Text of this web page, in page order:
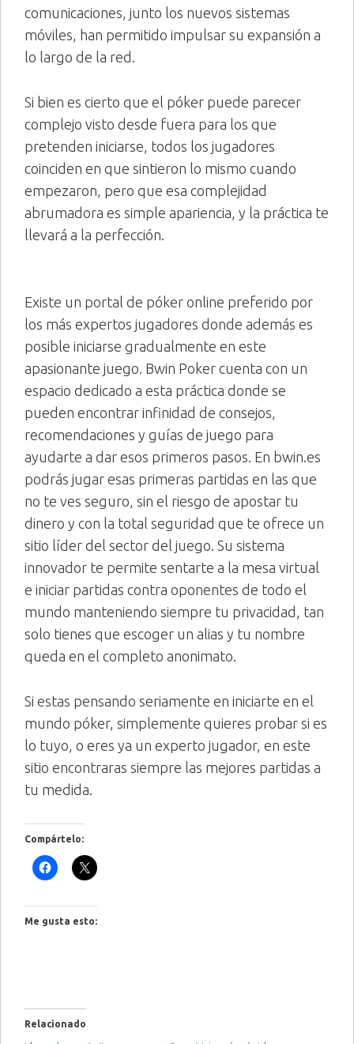
comunicaciones, junto los nuevos sistemas
móviles, han permitido impulsar su expansión a
lo largo de la red.
Si bien es cierto que el póker puede parecer
complejo visto desde fuera para los que
pretenden iniciarse, todos los jugadores
coinciden en que sintieron lo mismo cuando
empezaron, pero que esa complejidad
abrumadora es simple apariencia, y la práctica te
llevará a la perfección.
Existe un portal de póker online preferido por
los más expertos jugadores donde además es
posible iniciarse gradualmente en este
apasionante juego. Bwin Poker cuenta con un
espacio dedicado a esta práctica donde se
pueden encontrar infinidad de consejos,
recomendaciones y guías de juego para
ayudarte a dar esos primeros pasos. En bwin.es
podrás jugar esas primeras partidas en las que
no te ves seguro, sin el riesgo de apostar tu
dinero y con la total seguridad que te ofrece un
sitio líder del sector del juego. Su sistema
innovador te permite sentarte a la mesa virtual
e iniciar partidas contra oponentes de todo el
mundo manteniendo siempre tu privacidad, tan
solo tienes que escoger un alias y tu nombre
queda en el completo anonimato.
Si estas pensando seriamente en iniciarte en el
mundo póker, simplemente quieres probar si es
lo tuyo, o eres ya un experto jugador, en este
sitio encontraras siempre las mejores partidas a
tu medida.
Compártelo:
Me gusta esto:
Relacionado